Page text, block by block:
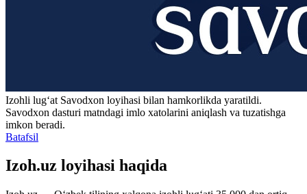
Izohli lugʻat Savodxon loyihasi bilan hamkorlikda yaratildi.
Savodxon dasturi matndagi imlo xatolarini aniqlash va tuzatishga
imkon beradi.
Batafsil
Izoh.uz loyihasi haqida